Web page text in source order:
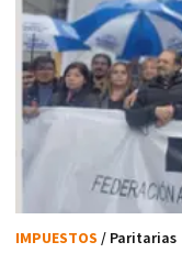
IMPUESTOS / Paritarias